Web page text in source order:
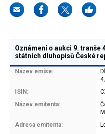
Oznámení o aukci 9. tranše
státních dluhopisů České
Název emise:
ISIN:
Název emitenta:
Adresa emitenta: